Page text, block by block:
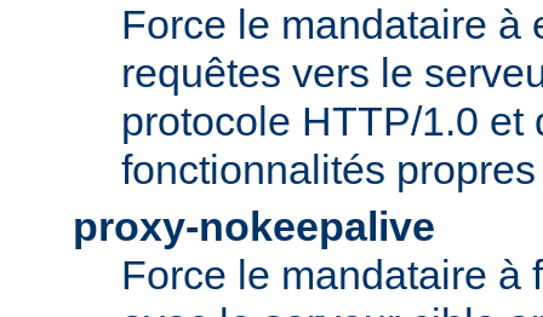
Force le mandataire à
requêtes vers le
protocole HTTP/1.0 et
fonctionnalités
proxy-nokeepalive
Force le mandataire à